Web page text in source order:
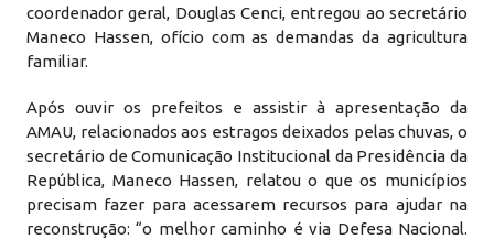
coordenador geral, Douglas Cenci, entregou ao secretário
Maneco Hassen, ofício com as demandas da agricultura
familiar.
Após ouvir os prefeitos e assistir à apresentação da
AMAU, relacionados aos estragos deixados pelas chuvas, o
secretário de Comunicação Institucional da Presidência da
República, Maneco Hassen, relatou o que os municípios
precisam fazer para acessarem recursos para ajudar na
reconstrução: “o melhor caminho é via Defesa Nacional.